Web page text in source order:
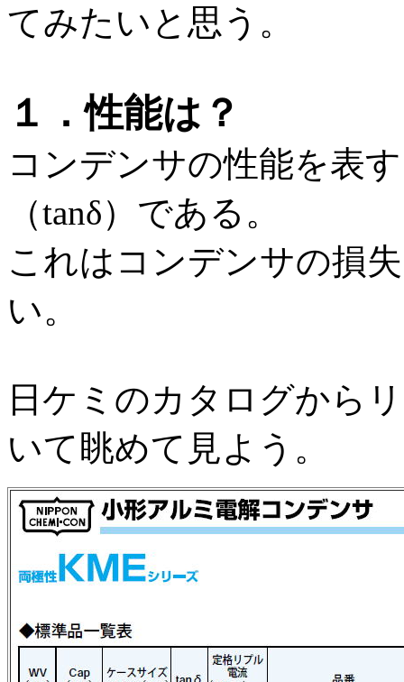
てみたいと思う。
１．性能は？
コンデンサの性能を表
（tanδ）である。
これはコンデンサの損
い。
日ケミのカタログから
いて眺めて見よう。